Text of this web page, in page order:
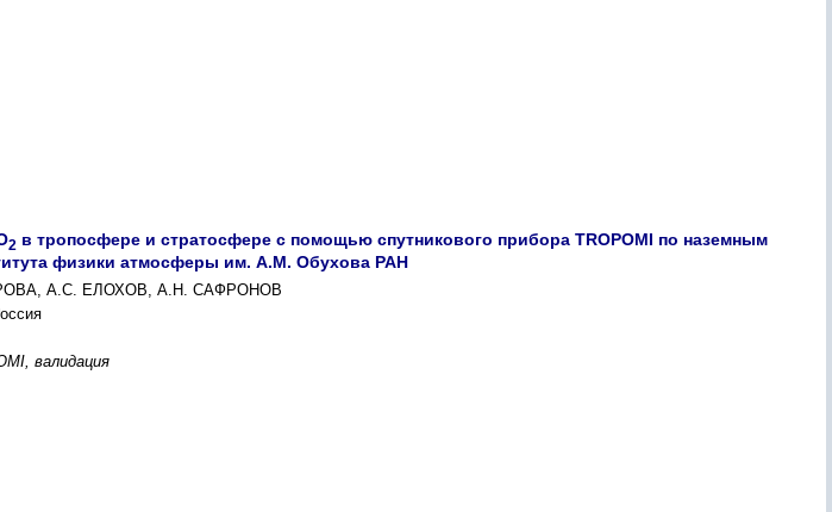
2 в тропосфере и стратосфере с помощью спутникового прибора TROPOMI по наземным
физики атмосферы им. А.М. Обухова РАН
А.С. ЕЛОХОВ, А.Н. САФРОНОВ
валидация